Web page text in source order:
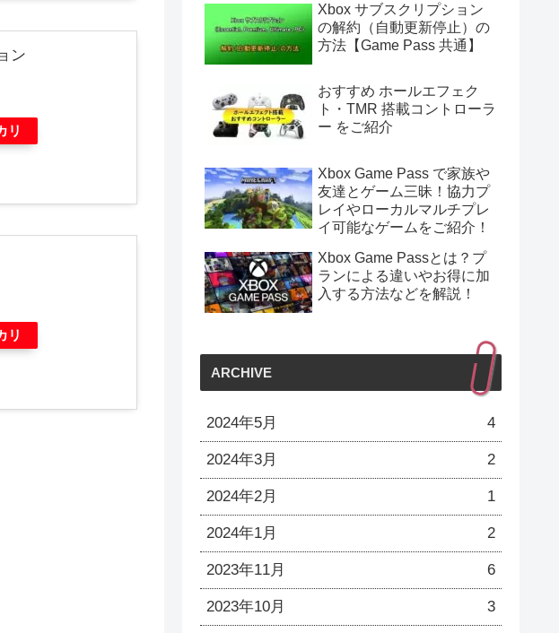
ン
リ
リ
Xbox サブスクリプション
の解約（自動更新停止）の
方法【Game Pass 共通】
おすすめ ホールエフェク
ト・TMR 搭載コントローラ
ー をご紹介
Xbox Game Pass で家族や
友達とゲーム三昧！協力プ
レイやローカルマルチプレ
イ可能なゲームをご紹介！
Xbox Game Passとは？プ
ランによる違いやお得に加
入する方法などを解説！
ARCHIVE
2024年5月 4
2024年3月 2
2024年2月 1
2024年1月 2
2023年11月 6
2023年10月 3